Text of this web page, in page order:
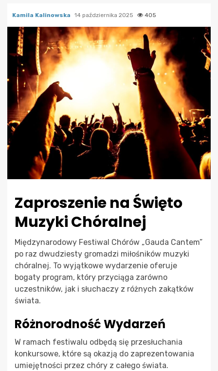
Kamila Kalinowska 14 października 2025 405
Zaproszenie na Święto
Muzyki Chóralnej
Międzynarodowy Festiwal Chórów „Gauda Cantem”
po raz dwudziesty gromadzi miłośników muzyki
chóralnej. To wyjątkowe wydarzenie oferuje
bogaty program, który przyciąga zarówno
uczestników, jak i słuchaczy z różnych zakątków
świata.
Różnorodność Wydarzeń
W ramach festiwalu odbędą się przesłuchania
konkursowe, które są okazją do zaprezentowania
umiejętności przez chóry z całego świata.